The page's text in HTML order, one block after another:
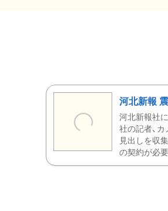
河北新報
河北新報社
社の記者、
見出しを収
の契約が必要